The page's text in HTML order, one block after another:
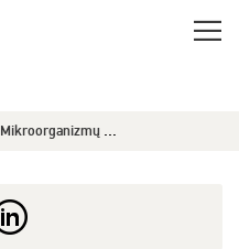
Mikroorganizmų neutralizatorius